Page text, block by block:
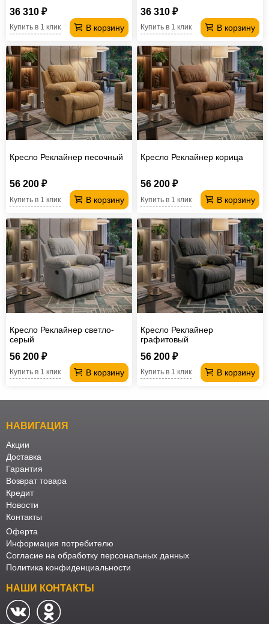
36 310 ₽
В корзину
Купить в 1 клик
36 310 ₽
В корзину
Купить в 1 клик
Кресло Реклайнер песочный
56 200 ₽
В корзину
Купить в 1 клик
Кресло Реклайнер корица
56 200 ₽
В корзину
Купить в 1 клик
Кресло Реклайнер светло-
серый
56 200 ₽
В корзину
Купить в 1 клик
Кресло Реклайнер
графитовый
56 200 ₽
В корзину
Купить в 1 клик
НАВИГАЦИЯ
Акции
Доставка
Гарантия
Возврат товара
Кредит
Новости
Контакты
Оферта
Информация потребителю
Согласие на обработку персональных данных
Политика конфиденциальности
НАШИ КОНТАКТЫ